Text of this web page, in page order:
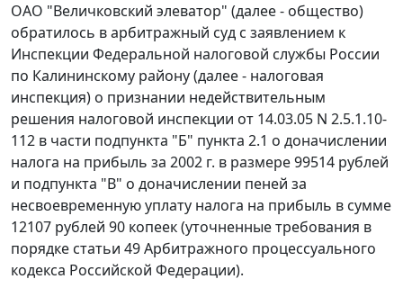
ОАО "Величковский элеватор" (далее - общество)
обратилось в арбитражный суд с заявлением к
Инспекции Федеральной налоговой службы России
по Калининскому району (далее - налоговая
инспекция) о признании недействительным
решения налоговой инспекции от 14.03.05 N 2.5.1.10-
112 в части подпункта "Б" пункта 2.1 о доначислении
налога на прибыль за 2002 г. в размере 99514 рублей
и подпункта "В" о доначислении пеней за
несвоевременную уплату налога на прибыль в сумме
12107 рублей 90 копеек (уточненные требования в
порядке статьи 49Арбитражного процессуального
кодекса Российской Федерации).